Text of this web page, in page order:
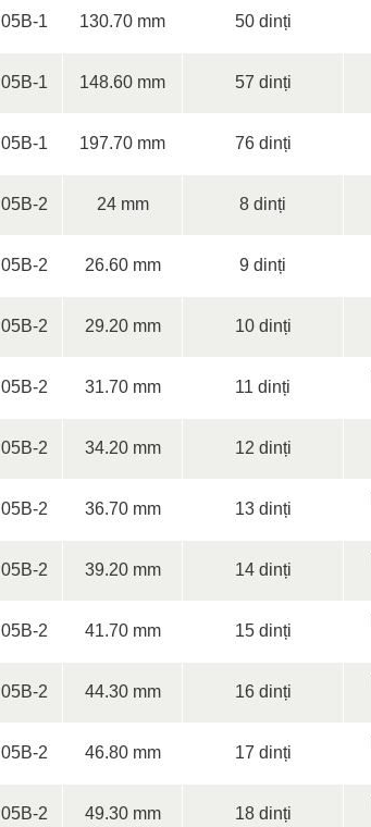
05B-1 130.70 mm 50 dinți
05B-1 148.60 mm 57 dinți
05B-1 197.70 mm 76 dinți
05B-2 24 mm 8 dinți
05B-2 26.60 mm 9 dinți
05B-2 29.20 mm 10 dinți
05B-2 31.70 mm 11 dinți
05B-2 34.20 mm 12 dinți
05B-2 36.70 mm 13 dinți
05B-2 39.20 mm 14 dinți
05B-2 41.70 mm 15 dinți
05B-2 44.30 mm 16 dinți
05B-2 46.80 mm 17 dinți
05B-2 49.30 mm 18 dinți